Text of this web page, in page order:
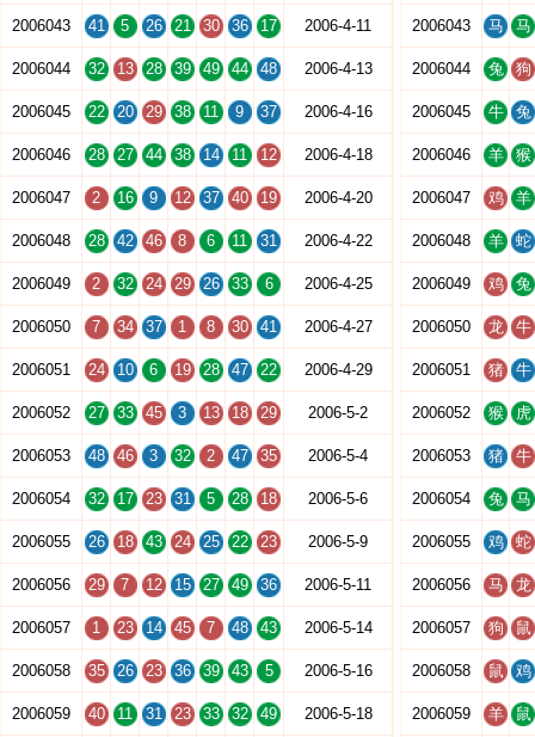
2006043 41 5 26 21 30 36 17 2006-4-11
2006044 32 13 28 39 49 44 48 2006-4-13
2006045 22 20 29 38 11 9 37 2006-4-16
2006046 28 27 44 38 14 11 12 2006-4-18
2006047 2 16 9 12 37 40 19 2006-4-20
2006048 28 42 46 8 6 11 31 2006-4-22
2006049 2 32 24 29 26 33 6 2006-4-25
2006050 7 34 37 1 8 30 41 2006-4-27
2006051 24 10 6 19 28 47 22 2006-4-29
2006052 27 33 45 3 13 18 29 2006-5-2
2006053 48 46 3 32 2 47 35 2006-5-4
2006054 32 17 23 31 5 28 18 2006-5-6
2006055 26 18 43 24 25 22 23 2006-5-9
2006056 29 7 12 15 27 49 36 2006-5-11
2006057 1 23 14 45 7 48 43 2006-5-14
2006058 35 26 23 36 39 43 5 2006-5-16
2006059 40 11 31 23 33 32 49 2006-5-18
2006043 马 马
2006044 兔 狗
2006045 牛 兔
2006046 羊 猴
2006047 鸡 羊
2006048 羊 蛇
2006049 鸡 兔
2006050 龙 牛
2006051 猪 牛
2006052 猴 虎
2006053 猪 牛
2006054 兔 马
2006055 鸡 蛇
2006056 马 龙
2006057 狗 鼠
2006058 鼠 鸡
2006059 羊 鼠